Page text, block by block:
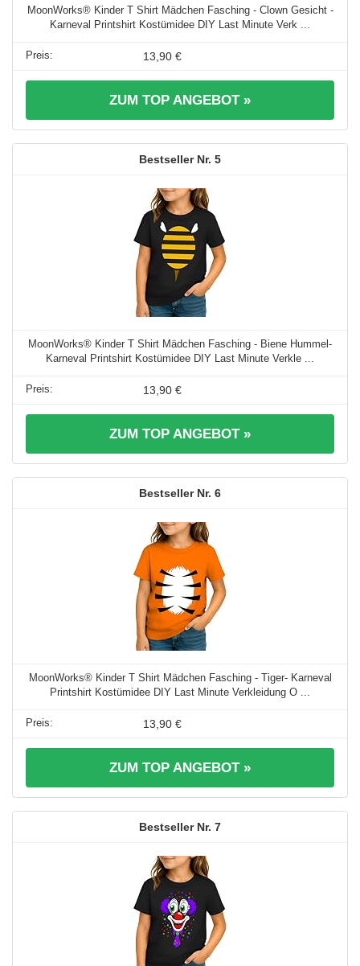
MoonWorks® Kinder T Shirt Mädchen Fasching - Clown Gesicht -
Karneval Printshirt Kostümidee DIY Last Minute Verk ...
13,90 €
ZUM TOP ANGEBOT »
5
MoonWorks® Kinder T Shirt Mädchen Fasching - Biene Hummel-
Karneval Printshirt Kostümidee DIY Last Minute Verkle ...
13,90 €
ZUM TOP ANGEBOT »
6
MoonWorks® Kinder T Shirt Mädchen Fasching - Tiger- Karneval
Printshirt Kostümidee DIY Last Minute Verkleidung O ...
13,90 €
ZUM TOP ANGEBOT »
7